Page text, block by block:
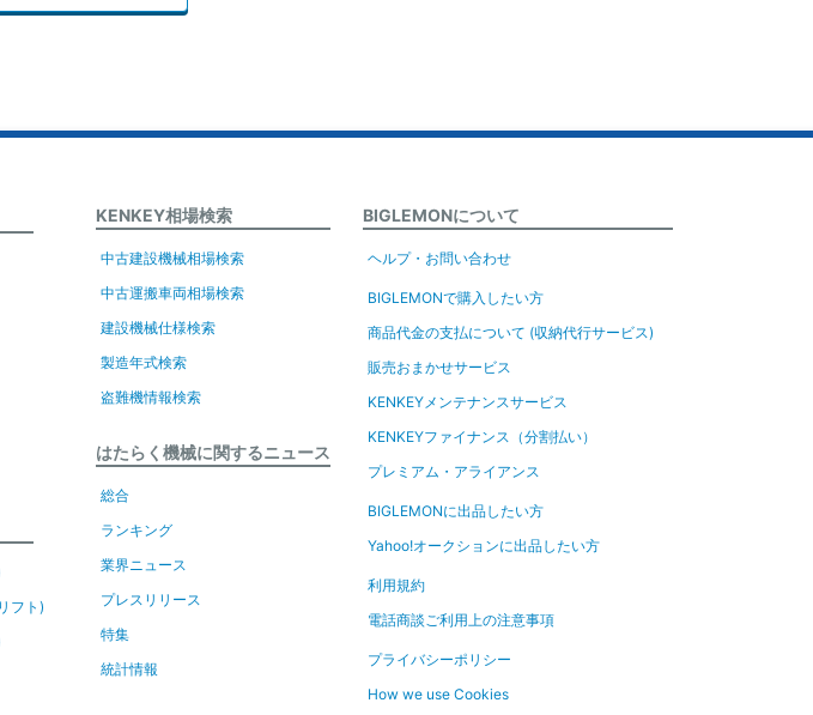
フト)
KENKEY相場検索
中古建設機械相場検索
中古運搬車両相場検索
建設機械仕様検索
製造年式検索
盗難機情報検索
はたらく機械に関するニュース
総合
ランキング
業界ニュース
プレスリリース
特集
統計情報
BIGLEMONについて
ヘルプ・お問い合わせ
BIGLEMONで購入したい方
商品代金の支払について (収納代行サービス)
販売おまかせサービス
KENKEYメンテナンスサービス
KENKEYファイナンス（分割払い）
プレミアム・アライアンス
BIGLEMONに出品したい方
Yahoo!オークションに出品したい方
利用規約
電話商談ご利用上の注意事項
プライバシーポリシー
How we use Cookies